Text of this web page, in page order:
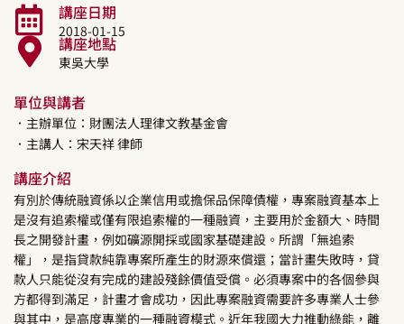
講座日期
2018-01-15
講座地點
東吳大學
單位與講者
．主辦單位：財團法人理律文教基金會
．主講人： 宋天祥律師
講座介紹
有別於傳統融資係以企業信用或擔保品保障債權，專案融資基本上
是沒有追索權或僅有限追索權的一種融資，主要用於金額大、時間
長之開發計畫，例如礦源開採或國家基礎建設。所謂「無追索
權」，是指貸款純靠專案所產生的財源來償還；當計畫失敗時，貸
款人只能從沒有完成的建設殘餘價值受償。必須專案中的各個參與
方都得到滿足，計畫才會成功，因此專案融資需要許多專業人士參
與其中，是高度專業的一種融資模式。近年我國大力推動綠能，離